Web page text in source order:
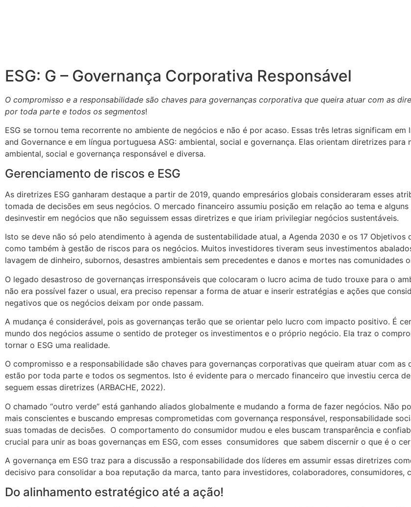
ESG: G – Governança Corporativa Responsável
O compromisso e a responsabilidade são chaves para governanças corporativa que queira atuar com as
por toda parte e todos os segmentos!
ESG se tornou tema recorrente no ambiente de negócios e não é por acaso. Essas três letras significam em
and Governance e em língua portuguesa ASG: ambiental, social e governança. Elas orientam diretrizes
ambiental, social e governança responsável e diversa.
Gerenciamento de riscos e ESG
As diretrizes ESG ganharam destaque a partir de 2019, quando empresários globais consideraram esses
tomada de decisões em seus negócios. O mercado financeiro assumiu posição em relação ao tema e
desinvestir em negócios que não seguissem essas diretrizes e que iriam privilegiar negócios sustentáveis.
Isto se deve não só pelo atendimento à agenda de sustentabilidade atual, a Agenda 2030 e os 17 Objetivos
como também à gestão de riscos para os negócios. Muitos investidores tiveram seus investimentos
lavagem de dinheiro, subornos, desastres ambientais sem precedentes e danos e mortes nas comunidades
O legado desastroso de governanças irresponsáveis que colocaram o lucro acima de tudo trouxe para o
não era possível fazer o usual, era preciso repensar a forma de atuar e inserir estratégias e ações que
negativos que os negócios deixam por onde passam.
A mudança é considerável, pois as governanças terão que se orientar pelo lucro com impacto positivo. É
mundo dos negócios assume o sentido de proteger os investimentos e o próprio negócio. Ela traz o
tornar o ESG uma realidade.
O compromisso e a responsabilidade são chaves para governanças corporativas que queiram atuar com as
estão por toda parte e todos os segmentos. Isto é evidente para o mercado financeiro que investiu cerca
seguem essas diretrizes (ARBACHE, 2022).
O chamado “outro verde” está ganhando aliados globalmente e mudando a forma de fazer negócios. Não
mais conscientes e buscando empresas comprometidas com governança responsável, responsabilidade
suas tomadas de decisões. O comportamento do consumidor mudou e eles buscam transparência e
crucial para unir as boas governanças em ESG, com esses consumidores que sabem discernir o que é o
A governança em ESG traz para a discussão a responsabilidade dos líderes em assumir essas diretrizes
decisivo para consolidar a boa reputação da marca, tanto para investidores, colaboradores, consumidores,
Do alinhamento estratégico até a ação!